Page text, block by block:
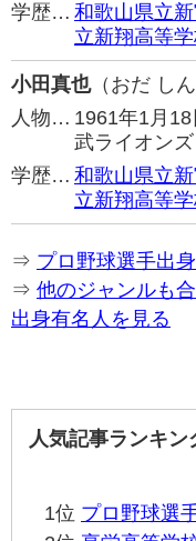
学歴… 和歌山県立
立新翔高等学
小田真也（おだ しん
人物… 1961年1月
武ライオンズ
学歴… 和歌山県立
立新翔高等学
⇒ プロ野球選手出
⇒ 他のジャンルも
出身有名人を見る
人気記事ランキン
1位 プロ野球選